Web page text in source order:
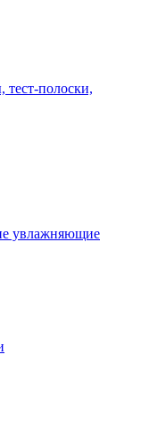
тест-полоски,
увлажняющие